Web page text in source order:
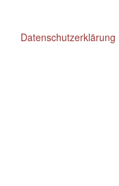
Datenschutzerklärung